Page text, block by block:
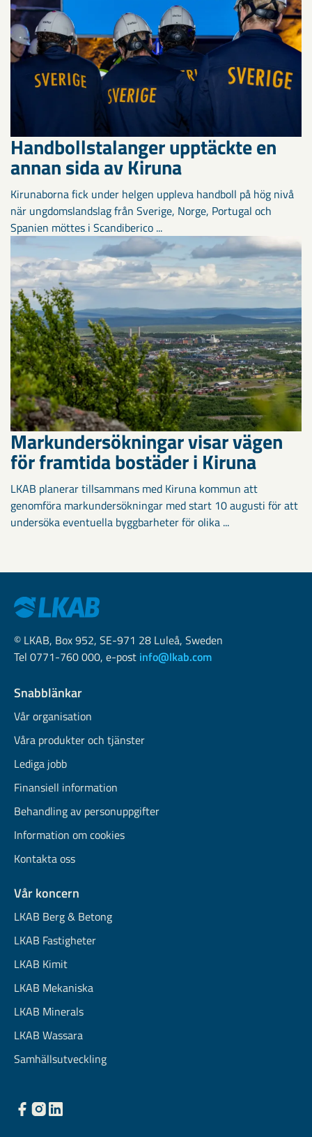
Handbollstalanger upptäckte en
annan sida av Kiruna
Kirunaborna fick under helgen uppleva handboll på hög nivå
när ungdomslandslag från Sverige, Norge, Portugal och
Spanien möttes i Scandiberico ...
Markundersökningar visar vägen
för framtida bostäder i Kiruna
LKAB planerar tillsammans med Kiruna kommun att
genomföra markundersökningar med start 10 augusti för att
undersöka eventuella byggbarheter för olika ...
© LKAB, Box 952, SE-971 28 Luleå, Sweden
Tel 0771-760 000, e-post info@lkab.com
Snabblänkar
Vår organisation
Våra produkter och tjänster
Lediga jobb
Finansiell information
Behandling av personuppgifter
Information om cookies
Kontakta oss
Vår koncern
LKAB Berg & Betong
LKAB Fastigheter
LKAB Kimit
LKAB Mekaniska
LKAB Minerals
LKAB Wassara
Samhällsutveckling